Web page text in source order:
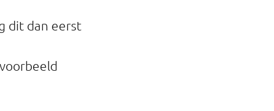
dit dan eerst